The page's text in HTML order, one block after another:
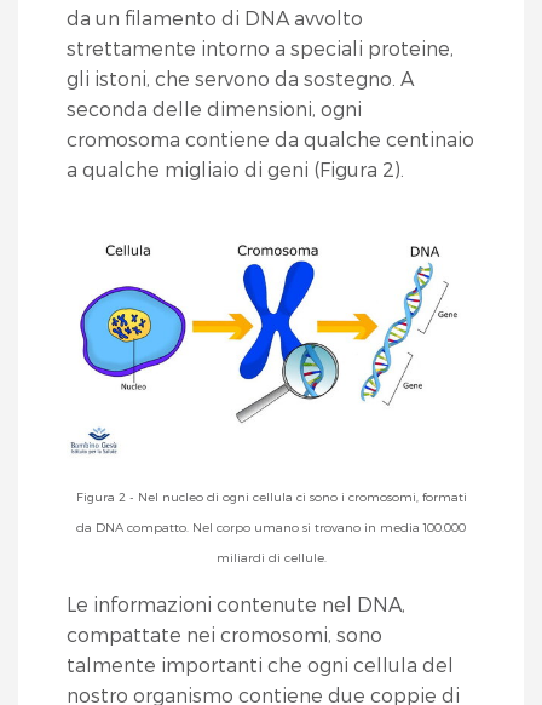
da un filamento di DNA avvolto
strettamente intorno a speciali proteine,
gli istoni, che servono da sostegno. A
seconda delle dimensioni, ogni
cromosoma contiene da qualche centinaio
a qualche migliaio di geni (Figura 2).
Figura 2 - Nel nucleo di ogni cellula ci sono i cromosomi, formati
da DNA compatto. Nel corpo umano si trovano in media 100.000
miliardi di cellule.
Le informazioni contenute nel DNA,
compattate nei cromosomi, sono
talmente importanti che ogni cellula del
nostro organismo contiene due coppie di